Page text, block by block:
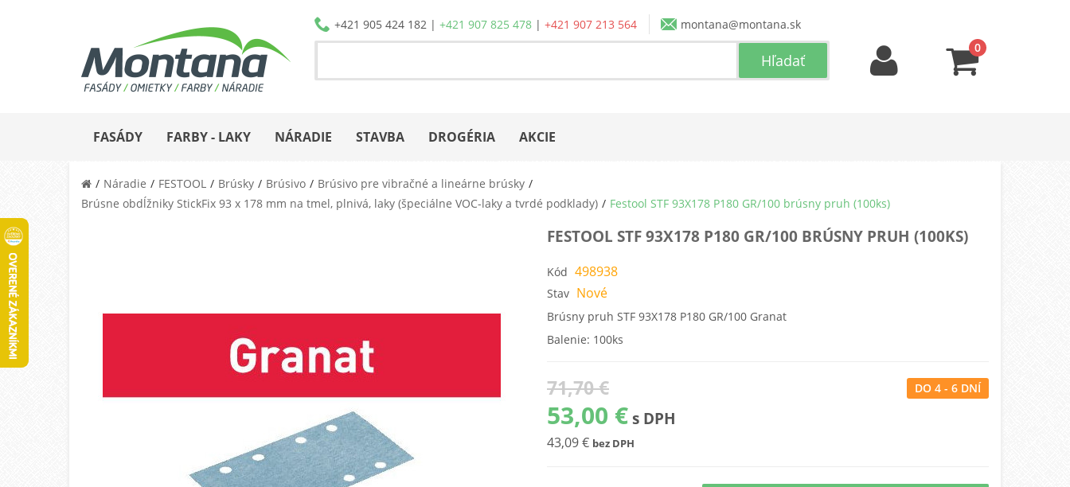
+421 905 424 182| +421 907 825 478| +421 907 213 564
montana@montana.sk
0
FASÁDY FARBY - LAKY NÁRADIE STAVBA DROGÉRIA AKCIE
Náradie FESTOOL Brúsky Brúsivo
Brúsivo pre vibračné a lineárne brúsky
Brúsne obdĺžniky StickFix 93 x 178 mm na tmel, plnivá, laky (špeciálne VOC-laky a tvrdé podklady)
Festool STF 93X178 P180 GR/100 brúsny pruh (100ks)
FESTOOL STF 93X178 P180 GR/100 BRÚSNY PRUH (100KS)
Kód 498938
Stav Nové
Brúsny pruh STF 93X178 P180 GR/100 Granat
Balenie: 100ks
71,70 €
53,00 € s DPH
43,09 € bez DPH
DO 4 - 6 DNÍ